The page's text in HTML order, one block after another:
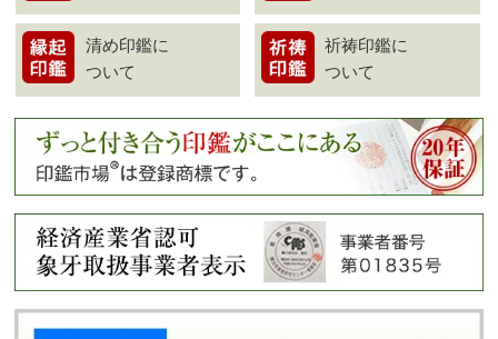
清め印鑑に
ついて
祈祷印鑑に
ついて